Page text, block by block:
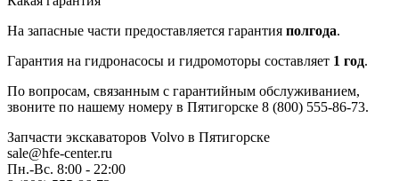
На запасные части предоставляется гарантия полгода.
Гарантия на гидронасосы и гидромоторы составляет 1 год.
По вопросам, связанным с гарантийным обслуживанием,
звоните по нашему номеру в Пятигорске 8 (800) 555-86-73.
Запчасти экскаваторов Volvo в Пятигорске
sale@hfe-center.ru
Пн.-Вс. 8:00 - 22:00